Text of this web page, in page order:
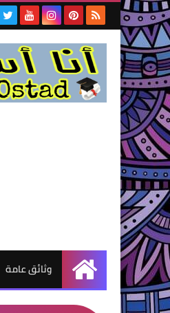
الرئيسية
وثائق عامة